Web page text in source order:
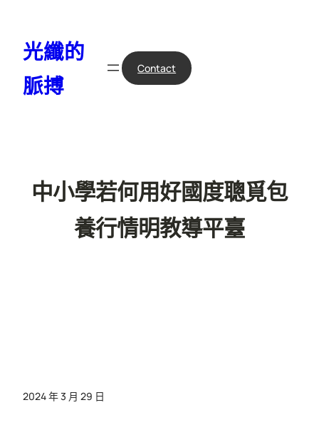
光纖的
脈搏
Contact
中小學若何用好國度聰覓包
養行情明教導平臺
2024 年 3 月 29 日